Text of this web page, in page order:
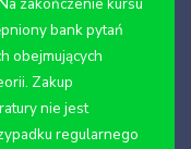
bank pytań
obejmujących
Zakup
nie jest
regularnego